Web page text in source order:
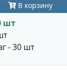
В корзину
шт
- 30 шт